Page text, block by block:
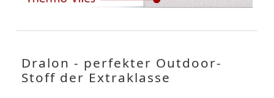
Dralon - perfekter Outdoor-
Stoff der Extraklasse